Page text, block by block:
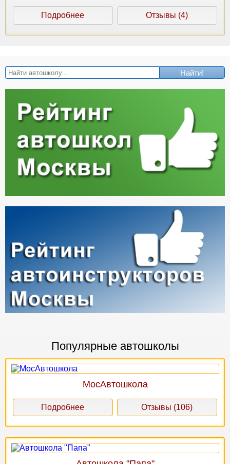
Подробнее Отзывы (4)
Найти!
Популярные автошколы
МосАвтошкола
Подробнее Отзывы (106)